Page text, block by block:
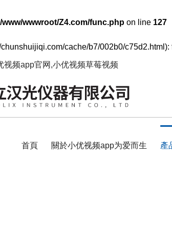
/www/wwwroot/Z4.com/func.php on line 127
cache/b7/002b0/
频app官网,小优视频草莓视频
首頁 關於小优视频app为爱而生 產